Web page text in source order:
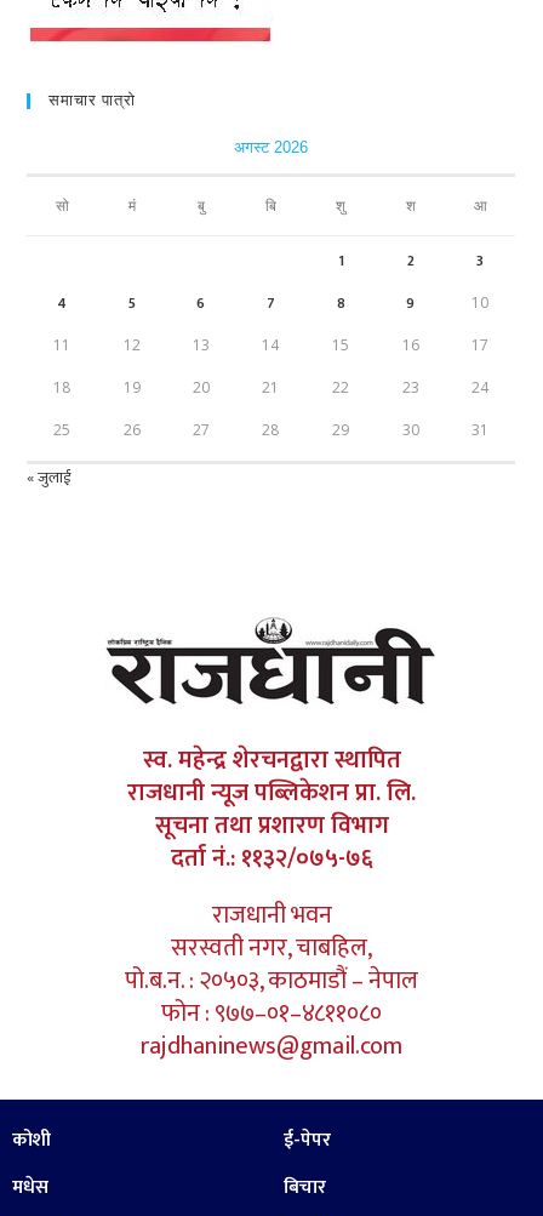
समाचार पात्रो
अगस्ट 2026
सो मं बु बि शु श आ
1 2
3
4
5 6 7 8 9 10
11 12 13 14 15 16 17
18 19 20 21 22 23 24
25 26 27 28 29 30 31
« जुलाई
स्व. महेन्द्र शेरचनद्वारा स्थापित
राजधानी न्यूज पब्लिकेशन प्रा. लि.
सूचना तथा प्रशारण विभाग
दर्ता नं.: ११३२/०७५-७६
राजधानी भवन
सरस्वती नगर, चाबहिल,
पो.ब.न. : २०५०३, काठमाडौं – नेपाल
फोन : ९७७–०१–४८११०८०
rajdhaninews@gmail.com
कोशी
मधेस
ई-पेपर
बिचार